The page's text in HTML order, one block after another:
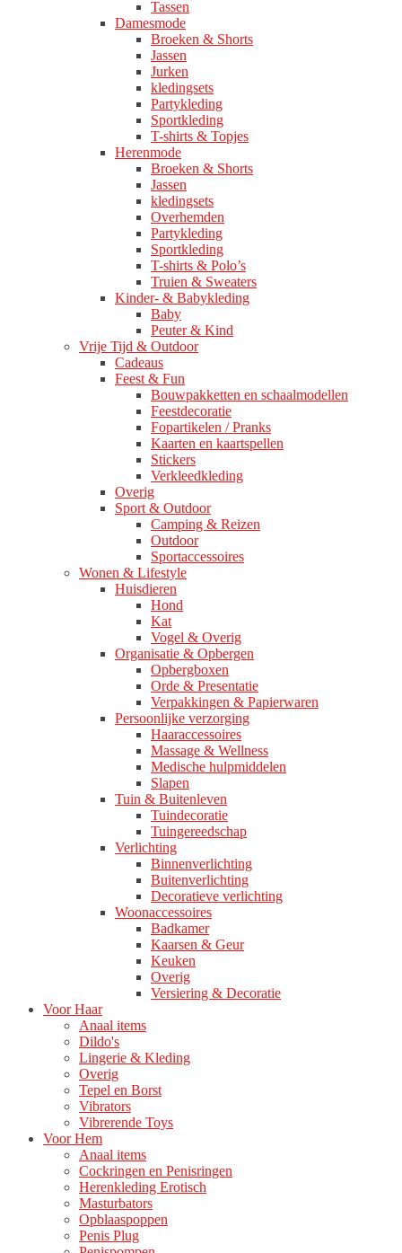
Tassen
Damesmode
Broeken & Shorts
Jassen
Jurken
kledingsets
Partykleding
Sportkleding
T-shirts & Topjes
Herenmode
Broeken & Shorts
Jassen
kledingsets
Overhemden
Partykleding
Sportkleding
T-shirts & Polo’s
Truien & Sweaters
Kinder- & Babykleding
Baby
Peuter & Kind
Vrije Tijd & Outdoor
Cadeaus
Feest & Fun
Bouwpakketten en schaalmodellen
Feestdecoratie
Fopartikelen / Pranks
Kaarten en kaartspellen
Stickers
Verkleedkleding
Overig
Sport & Outdoor
Camping & Reizen
Outdoor
Sportaccessoires
Wonen & Lifestyle
Huisdieren
Hond
Kat
Vogel & Overig
Organisatie & Opbergen
Opbergboxen
Orde & Presentatie
Verpakkingen & Papierwaren
Persoonlijke verzorging
Haaraccessoires
Massage & Wellness
Medische hulpmiddelen
Slapen
Tuin & Buitenleven
Tuindecoratie
Tuingereedschap
Verlichting
Binnenverlichting
Buitenverlichting
Decoratieve verlichting
Woonaccessoires
Badkamer
Kaarsen & Geur
Keuken
Overig
Versiering & Decoratie
Voor Haar
Anaal items
Dildo's
Lingerie & Kleding
Overig
Tepel en Borst
Vibrators
Vibrerende Toys
Voor Hem
Anaal items
Cockringen en Penisringen
Herenkleding Erotisch
Masturbators
Opblaaspoppen
Penis Plug